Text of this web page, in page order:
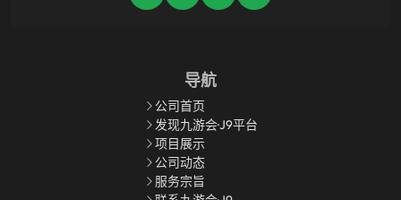
导航
公司首页
发现九游会·J9平台
项目展示
公司动态
服务宗旨